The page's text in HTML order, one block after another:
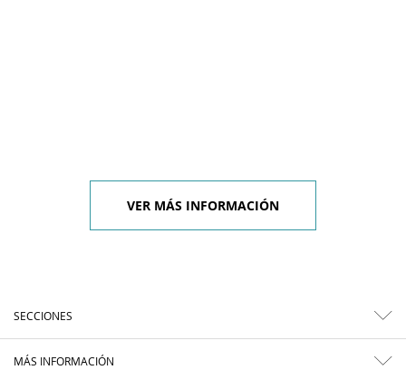
VER MÁS INFORMACIÓN
SECCIONES
MÁS INFORMACIÓN